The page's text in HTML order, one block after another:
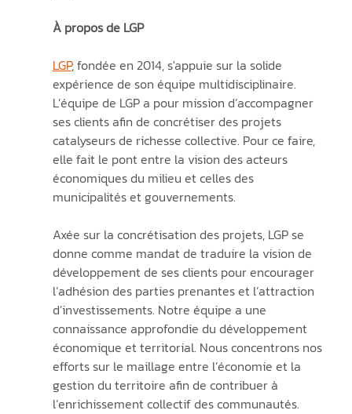
À propos de LGP
LGP, fondée en 2014, s'appuie sur la solide
expérience de son équipe multidisciplinaire.
L’équipe de LGP a pour mission d’accompagner
ses clients afin de concrétiser des projets
catalyseurs de richesse collective. Pour ce faire,
elle fait le pont entre la vision des acteurs
économiques du milieu et celles des
municipalités et gouvernements.
Axée sur la concrétisation des projets, LGP se
donne comme mandat de traduire la vision de
développement de ses clients pour encourager
l’adhésion des parties prenantes et l’attraction
d’investissements. Notre équipe a une
connaissance approfondie du développement
économique et territorial. Nous concentrons nos
efforts sur le maillage entre l’économie et la
gestion du territoire afin de contribuer à
l’enrichissement collectif des communautés.